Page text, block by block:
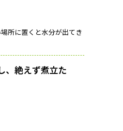
所に置くと水分が出てき
、絶えず煮立た